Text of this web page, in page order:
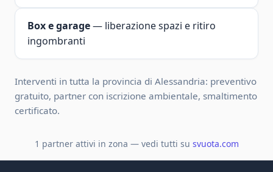
Box e garage— liberazione spazi e ritiro
ingombranti
Interventi in tutta la provincia di Alessandria: preventivo
gratuito, partner con iscrizione ambientale, smaltimento
certificato.
1 partner attivi in zona — vedi tutti su svuota.com